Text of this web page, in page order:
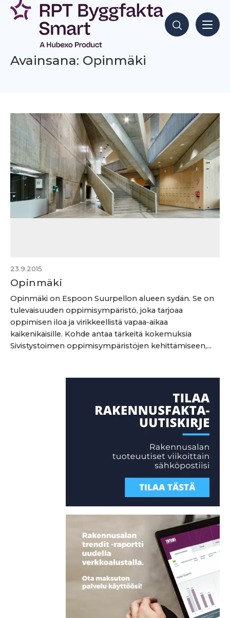
Siirry
sisältöön
Hae sisältöjä
Avainsana: Opinmäki
23.9.2015
Opinmäki
Opinmäki on Espoon Suurpellon alueen sydän. Se on
tulevaisuuden oppimisympäristö, joka tarjoaa
oppimisen iloa ja virikkeellistä vapaa-aikaa
kaikenikäisille. Kohde antaa tärkeitä kokemuksia
Sivistystoimen oppimisympäristöjen kehittämiseen,...